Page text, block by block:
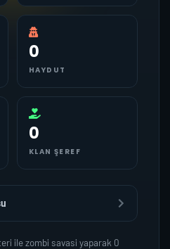
0
HAYDUT
0
KLAN ŞEREF
ile zombi savasi yaparak 0